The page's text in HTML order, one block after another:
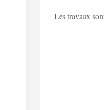
Les travaux